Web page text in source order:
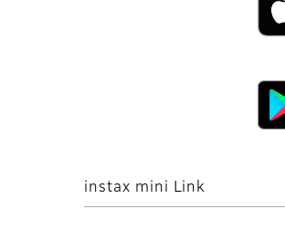
instax mini Link